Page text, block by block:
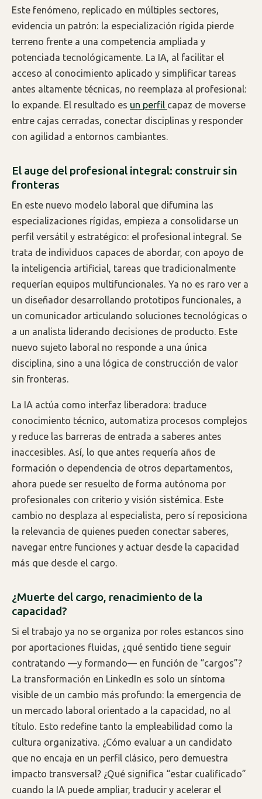
Este fenómeno, replicado en múltiples sectores,
evidencia un patrón: la especialización rígida pierde
terreno frente a una competencia ampliada y
potenciada tecnológicamente. La IA, al facilitar el
acceso al conocimiento aplicado y simplificar tareas
antes altamente técnicas, no reemplaza al profesional:
lo expande. El resultado es un perfil capaz de moverse
entre cajas cerradas, conectar disciplinas y responder
con agilidad a entornos cambiantes.
El auge del profesional integral: construir sin
fronteras
En este nuevo modelo laboral que difumina las
especializaciones rígidas, empieza a consolidarse un
perfil versátil y estratégico: el profesional integral. Se
trata de individuos capaces de abordar, con apoyo de
la inteligencia artificial, tareas que tradicionalmente
requerían equipos multifuncionales. Ya no es raro ver a
un diseñador desarrollando prototipos funcionales, a
un comunicador articulando soluciones tecnológicas o
a un analista liderando decisiones de producto. Este
nuevo sujeto laboral no responde a una única
disciplina, sino a una lógica de construcción de valor
sin fronteras.
La IA actúa como interfaz liberadora: traduce
conocimiento técnico, automatiza procesos complejos
y reduce las barreras de entrada a saberes antes
inaccesibles. Así, lo que antes requería años de
formación o dependencia de otros departamentos,
ahora puede ser resuelto de forma autónoma por
profesionales con criterio y visión sistémica. Este
cambio no desplaza al especialista, pero sí reposiciona
la relevancia de quienes pueden conectar saberes,
navegar entre funciones y actuar desde la capacidad
más que desde el cargo.
¿Muerte del cargo, renacimiento de la
capacidad?
Si el trabajo ya no se organiza por roles estancos sino
por aportaciones fluidas, ¿qué sentido tiene seguir
contratando —y formando— en función de “cargos”?
La transformación en LinkedIn es solo un síntoma
visible de un cambio más profundo: la emergencia de
un mercado laboral orientado a la capacidad, no al
título. Esto redefine tanto la empleabilidad como la
cultura organizativa. ¿Cómo evaluar a un candidato
que no encaja en un perfil clásico, pero demuestra
impacto transversal? ¿Qué significa “estar cualificado”
cuando la IA puede ampliar, traducir y acelerar el